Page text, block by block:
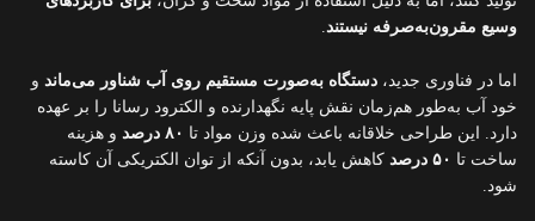
وسیع مقرون‌به‌صرفه نیستند.
اما در فناوری جدید، دستگاه به‌صورت مستقیم روی آب شناور می‌ماند و
خود آب به‌طور هم‌زمان نقش پایه نگهدارنده و الکترود رسانا را بر عهده
دارد. این طراحی خلاقانه باعث شده وزن مواد تا ۸۰ درصد
و هزینه
ساخت تا ۵۰ درصد
کاهش یابد، بدون آنکه از توان الکتریکی آن کاسته
شود.